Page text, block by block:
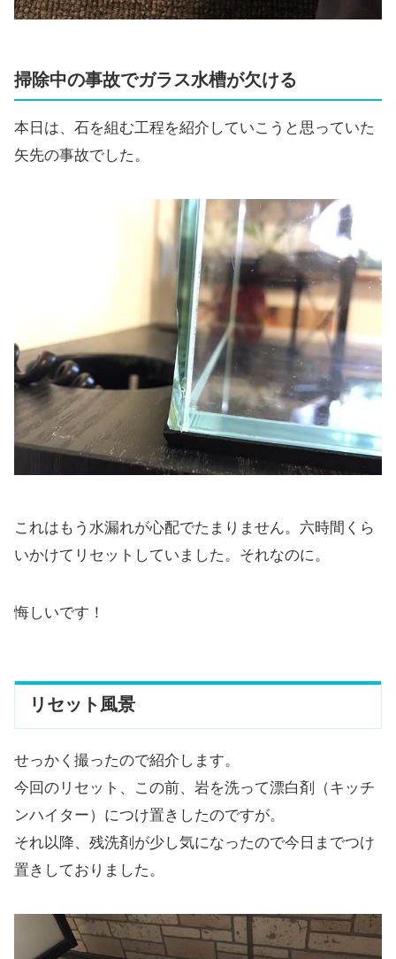
掃除中の事故でガラス水槽が欠ける
本日は、石を組む工程を紹介していこうと思っていた
矢先の事故でした。
これはもう水漏れが心配でたまりません。六時間くら
いかけてリセットしていました。それなのに。
悔しいです！
リセット風景
せっかく撮ったので紹介します。
今回のリセット、この前、岩を洗って漂白剤（キッチ
ンハイター）につけ置きしたのですが。
それ以降、残洗剤が少し気になったので今日までつけ
置きしておりました。